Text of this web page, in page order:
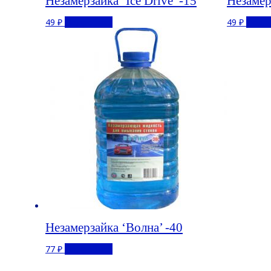
49 ₽ 49 ₽
Незамерзайка ‘Волна’ -40
77 ₽